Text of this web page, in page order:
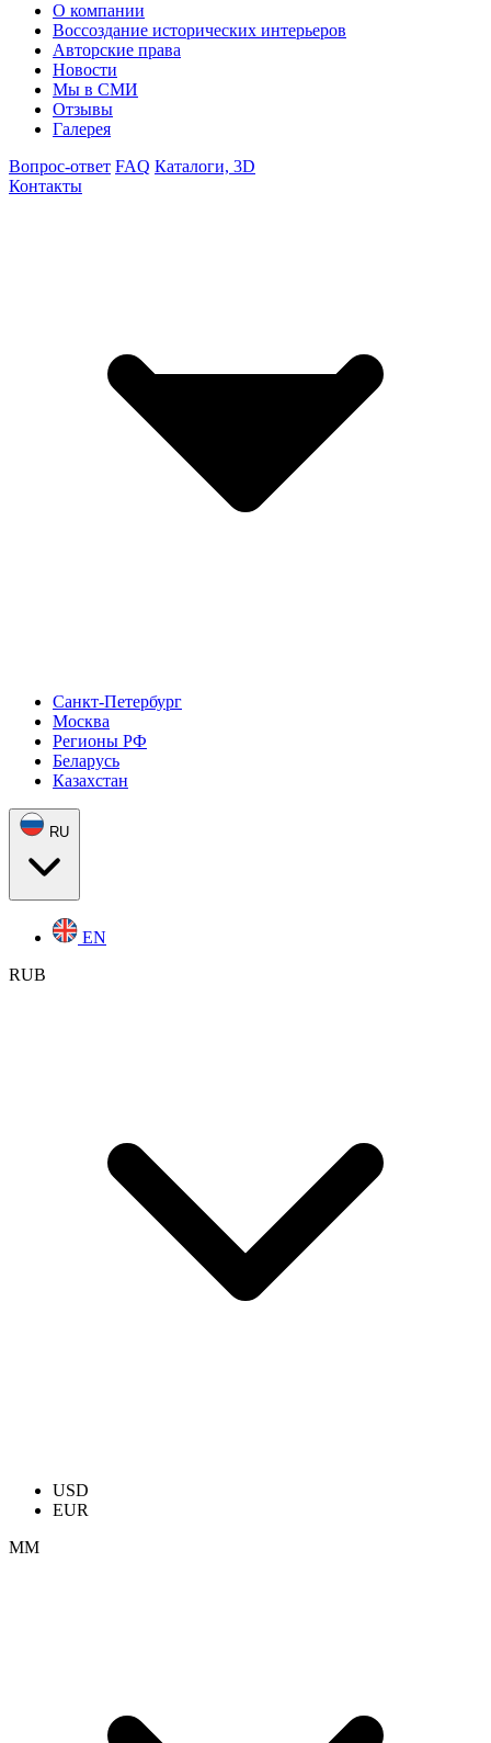
О компании
Воссоздание исторических интерьеров
Авторские права
Новости
Мы в СМИ
Отзывы
Галерея
Вопрос-ответ FAQ Каталоги, 3D
Контакты
Санкт-Петербург
Москва
Регионы РФ
Беларусь
Казахстан
RU
EN
RUB
USD
EUR
ММ